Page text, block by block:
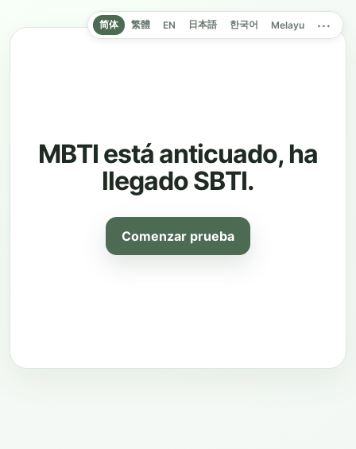
简体 繁體 EN 日本語 한국어 Melayu ···
MBTI está anticuado, ha
llegado SBTI.
Comenzar prueba